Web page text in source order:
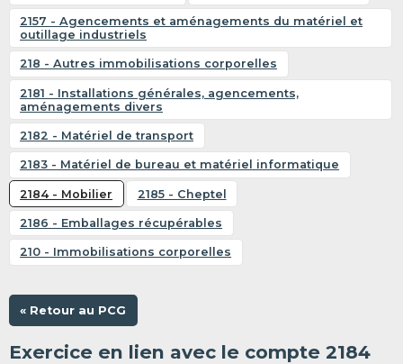
2157 - Agencements et aménagements du matériel et
outillage industriels
218 - Autres immobilisations corporelles
2181 - Installations générales, agencements,
aménagements divers
2182 - Matériel de transport
2183 - Matériel de bureau et matériel informatique
2184 - Mobilier 2185 - Cheptel
2186 - Emballages récupérables
210 - Immobilisations corporelles
« Retour au PCG
Exercice en lien avec le compte 2184